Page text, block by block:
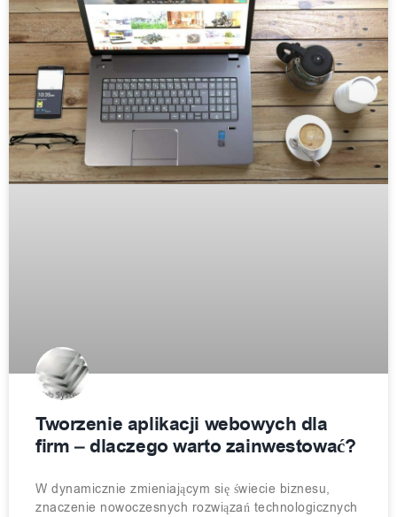
Tworzenie aplikacji webowych dla
firm – dlaczego warto zainwestować?
W dynamicznie zmieniającym się świecie biznesu,
znaczenie nowoczesnych rozwiązań technologicznych